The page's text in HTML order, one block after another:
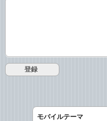
モバイルテーマ